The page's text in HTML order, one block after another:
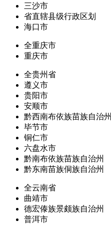
三沙市
省直辖县级行政区划
海口市
全重庆市
重庆市
全贵州省
遵义市
贵阳市
安顺市
黔西南布依族苗族自治州
毕节市
铜仁市
六盘水市
黔南布依族苗族自治州
黔东南苗族侗族自治州
全云南省
曲靖市
德宏傣族景颇族自治州
普洱市